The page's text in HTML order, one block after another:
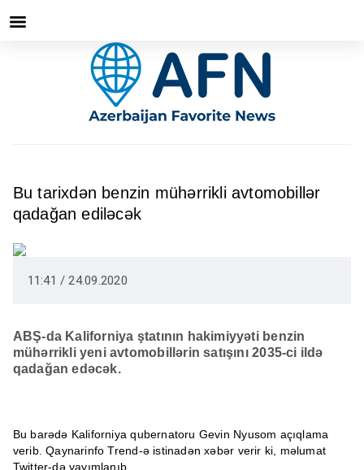
Bu tarixdən benzin mühərrikli avtomobillər
qadağan ediləcək
11:41 / 24.09.2020
ABŞ-da Kaliforniya ştatının hakimiyyəti benzin
mühərrikli yeni avtomobillərin satışını 2035-ci ildə
qadağan edəcək.
Bu barədə Kaliforniya qubernatoru Gevin Nyusom açıqlama
verib. Qaynarinfo Trend-ə istinadən xəbər verir ki, məlumat
Twitter-də yayımlanıb.